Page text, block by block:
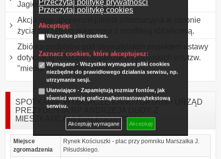
Przeczytaj politykę prywatności
Przeczytaj politykę cookies
Akceptuję:
Wszystkie pliki cookies.
Zaznacz cookies, które akceptujesz:
Wymagane - Wszystkie wymagane pliki cookies
niezbędne do prawidłowego działania serwisu, np.
utrzymanie sesji.
Ułatwiające - Zapamiętują rozmiar fontów, jak
również wersję graficzną/kontrastową/tekstową
serwisu.
Akceptuję wymagane Akceptuję
Jagiellonii Białystok
Akcja stop-aborterom-pikieta informacyjna w obronie
życia poczętego połączona z modlitwą różańcową.
Zbiórka podpisów pod obywatelskim projektem ustawy
dotyczącej roszczeń organizacji żydowskich w/s tzw.
"mienia bezdziedzicznego".
SPOTKANIE WYBORCZE KANDYDATA NA URZĄD
PREZYDENTA RP ANDRZEJA DUDY Z
MIESZKAŃCAMI BIAŁEGOSTOKU.
Miejsce
zgromadzenia
Rynek Kościuszki - plac przy pomniku Marszałka J.
Piłsudskiego.